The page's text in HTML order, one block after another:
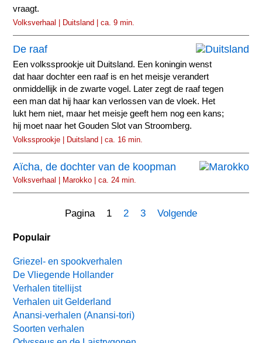
vraagt.
Volksverhaal | Duitsland | ca. 9 min.
De raaf
Een volkssprookje uit Duitsland. Een koningin wenst
dat haar dochter een raaf is en het meisje verandert
onmiddellijk in de zwarte vogel. Later zegt de raaf tegen
een man dat hij haar kan verlossen van de vloek. Het
lukt hem niet, maar het meisje geeft hem nog een kans;
hij moet naar het Gouden Slot van Stroomberg.
Volkssprookje | Duitsland | ca. 16 min.
Aïcha, de dochter van de koopman
Volksverhaal | Marokko | ca. 24 min.
Pagina 1 2 3 Volgende
Populair
Griezel- en spookverhalen
De Vliegende Hollander
Verhalen titellijst
Verhalen uit Gelderland
Anansi-verhalen (Anansi-tori)
Soorten verhalen